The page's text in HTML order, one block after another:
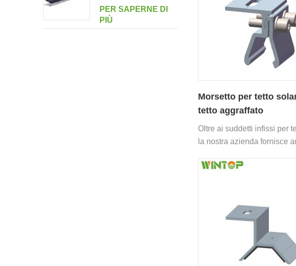
Morsetto per tetto
tetto aggraffato
Oltre ai suddetti infissi per
la nostra azienda fornisce
sistemi di montaggio per
orizzontale monoasse
multi-drive a doppio
ritratto
PER SAPERNE DI
PIÙ